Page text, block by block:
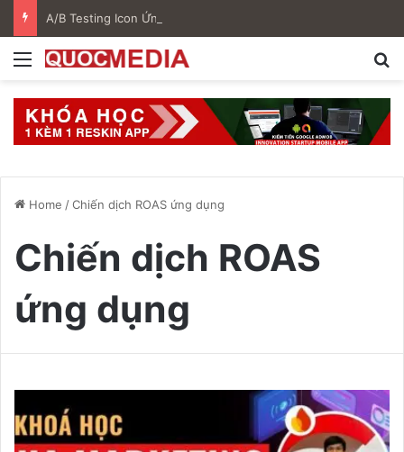
Menu
Home /Chiến dịch ROAS ứng dụng
Chiến dịch ROAS
ứng dụng